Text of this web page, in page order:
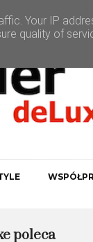
poleca
Your IP
quality of